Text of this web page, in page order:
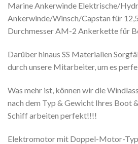
Marine Ankerwinde Elektrische/
Ankerwinde/Winsch/Capstan für
Durchmesser AM-2 Ankerkette für
Darüber hinaus SS Materialien
durch unsere Mitarbeiter, um es
Was mehr ist, können wir die
nach dem Typ & Gewicht Ihres Boot
Schiff arbeiten perfekt!!!!
Elektromotor mit Doppel-Motor-